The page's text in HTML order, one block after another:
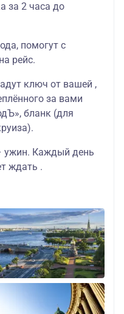
за 2 часа до
помогут с
рейс.
ключ от вашей ,
за вами
бланк (для
ужин. Каждый день
ждать .